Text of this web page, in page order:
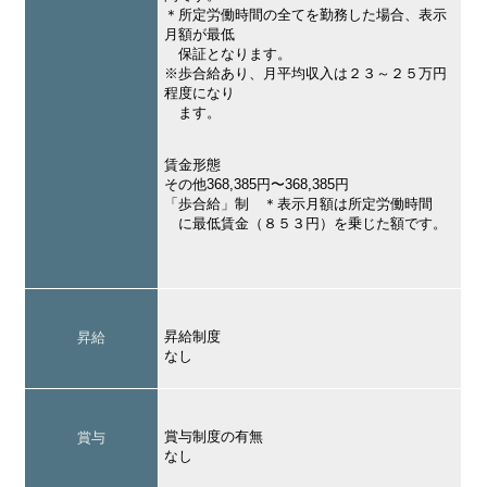
＊所定労働時間の全てを勤務した場合、表示
月額が最低
保証となります。
※歩合給あり、月平均収入は２３～２５万円
程度になり
ます。
賃金形態
その他368,385円〜368,385円
「歩合給」制 ＊表示月額は所定労働時間
に最低賃金（８５３円）を乗じた額です。
昇給
昇給制度
なし
賞与
賞与制度の有無
なし